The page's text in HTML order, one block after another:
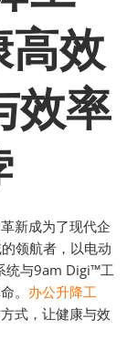
效
效率
新成为了现代企
领航者，以电动
统与9am Digi™工
。 办公升降工
式，让健康与效